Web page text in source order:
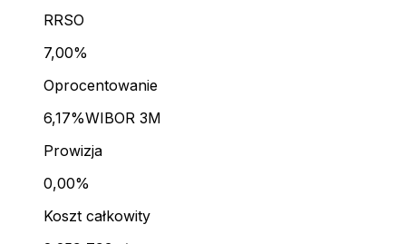
RRSO
7,00%
Oprocentowanie
6,17%WIBOR 3M
Prowizja
0,00%
Koszt całkowity